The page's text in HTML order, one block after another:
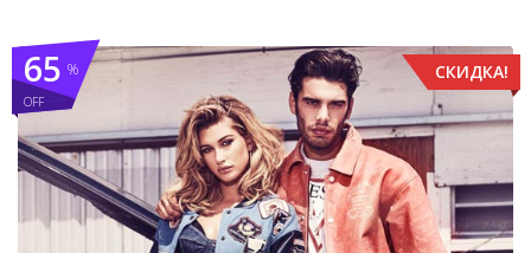
СКИДКА!
%
OFF
65